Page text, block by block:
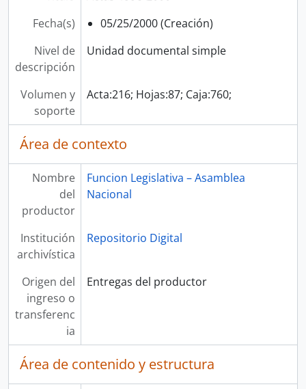
Fecha(s)
05/25/2000 (Creación)
Nivel de
descripción
Unidad documental simple
Volumen y
soporte
Acta:216; Hojas:87; Caja:760;
Área de contexto
Nombre
del
productor
Funcion Legislativa – Asamblea
Nacional
Institución
archivística
Repositorio Digital
Origen del
ingreso o
transferenc
ia
Entregas del productor
Área de contenido y estructura